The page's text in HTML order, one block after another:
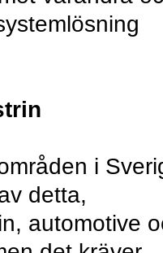
i
detta,
automotive